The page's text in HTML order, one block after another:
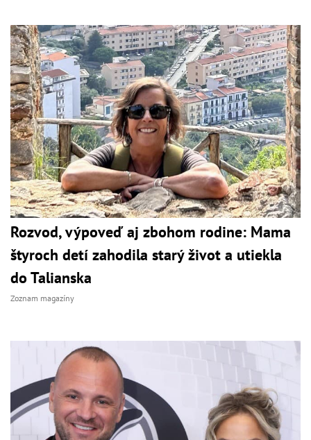
Rozvod, výpoveď aj zbohom rodine: Mama
štyroch detí zahodila starý život a utiekla
do Talianska
Zoznam magazíny